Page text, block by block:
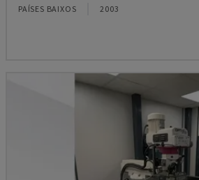
PAÍSES BAIXOS 2003